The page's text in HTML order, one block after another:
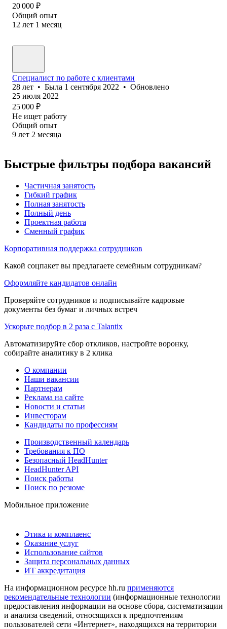
20 000 ₽
Общий опыт
12 лет 1 месяц
Специалист по работе с клиентами
28 лет • Была 1 сентября 2022 • Обновлено
25 июля 2022
25 000 ₽
Не ищет работу
Общий опыт
9 лет 2 месяца
Быстрые фильтры подбора вакансий
Частичная занятость
Гибкий график
Полная занятость
Полный день
Проектная работа
Сменный график
Корпоративная поддержка сотрудников
Какой соцпакет вы предлагаете семейным сотрудникам?
Оформляйте кандидатов онлайн
Проверяйте сотрудников и подписывайте кадровые
документы без бумаг и личных встреч
Ускорьте подбор в 2 раза с Talantix
Автоматизируйте сбор откликов, настройте воронку,
собирайте аналитику в 2 клика
О компании
Наши вакансии
Партнерам
Реклама на сайте
Новости и статьи
Инвесторам
Кандидаты по профессиям
Производственный календарь
Требования к ПО
Безопасный HeadHunter
HeadHunter API
Поиск работы
Поиск по резюме
Мобильное приложение
Этика и комплаенс
Оказание услуг
Использование сайтов
Защита персональных данных
ИТ аккредитация
На информационном ресурсе hh.ru применяются
рекомендательные технологии (информационные технологии
предоставления информации на основе сбора, систематизации
и анализа сведений, относящихся к предпочтениям
пользователей сети «Интернет», находящихся на территории